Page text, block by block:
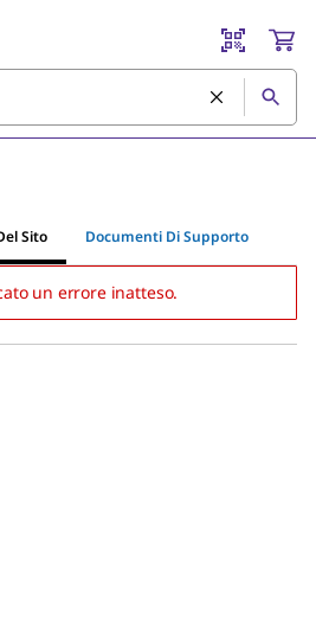
Sito Documenti Di Supporto
un errore inatteso.